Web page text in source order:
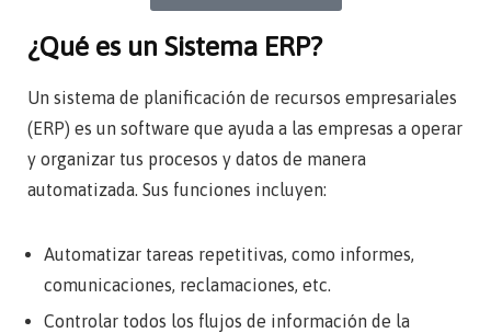
¿Qué es un Sistema ERP?
Un sistema de planificación de recursos empresariales
(ERP) es un software que ayuda a las empresas a operar
y organizar tus procesos y datos de manera
automatizada. Sus funciones incluyen:
Automatizar tareas repetitivas, como informes,
comunicaciones, reclamaciones, etc.
Controlar todos los flujos de información de la